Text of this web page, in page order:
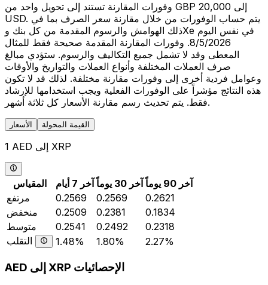
وفورات المقارنة تستند إلى تحويل واحد من GBP 20,000 إلى
USD. يتم حساب الوفورات من خلال مقارنة سعر الصرف بما في
ذلك الهوامش والرسوم المقدمة من كل بنك وXe في نفس اليوم
8/5/2026. وفورات المقارنة المقدمة صحيحة فقط للمثال
المعطى وقد لا تشمل جميع التكاليف والرسوم. ستؤدي مبالغ
صرف العملات المختلفة وأنواع العملات والتواريخ والأوقات
وعوامل فردية أخرى إلى وفورات مقارنة مختلفة. لذلك قد لا تكون
هذه النتائج مؤشراً على الوفورات الفعلية ويجب استخدامها للإرشاد
فقط. يتم تحديث رسم مقارنة الأسعار كل ثلاثة أشهر.
الأسعار القيمة المحولة
1 AED إلى XRP
المقياس آخر 7 أيام آخر 30 يوماً
آخر 90 يوماً
مرتفع
0.2569 0.2569
0.2621
منخفض
0.2509 0.2381
0.1834
متوسط
0.2541 0.2492
0.2318
التقلب
1.48% 1.80% 2.27%
AED إلى XRP الإحصائيات